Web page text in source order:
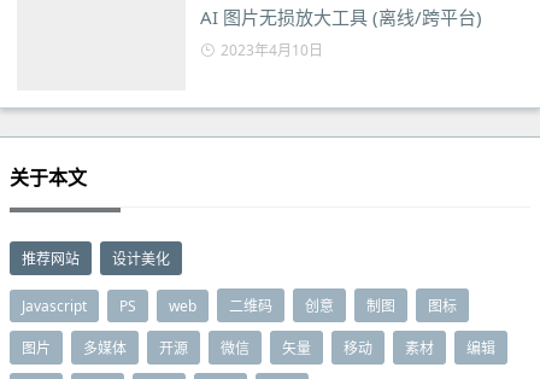
AI 图片无损放大工具 (离线/跨平台)
2023年4月10日
关于本文
推荐网站 设计美化
Javascript PS web 二维码 创意 制图 图标
图片 多媒体 开源 微信 矢量 移动 素材 编辑